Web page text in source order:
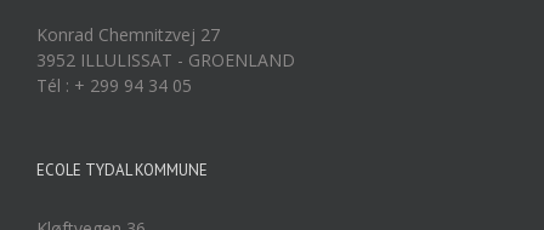
Konrad Chemnitzvej 27
3952 ILLULISSAT - GROENLAND
Tél : + 299 94 34 05
ECOLE TYDAL KOMMUNE